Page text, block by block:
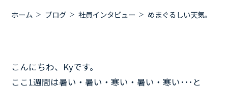
ホーム ブログ 社員インタビュー めまぐるしい天気。
こんにちわ、Kyです。
ここ1週間は暑い・暑い・寒い・暑い・寒い･･･と